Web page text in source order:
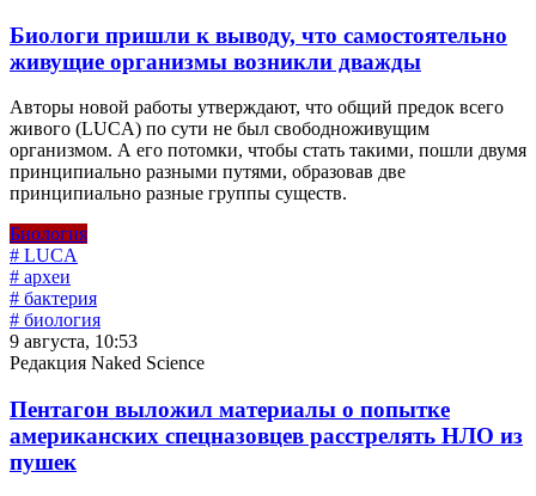
Биологи пришли к выводу, что самостоятельно
живущие организмы возникли дважды
Авторы новой работы утверждают, что общий предок всего
живого (LUCA) по сути не был свободноживущим
организмом. А его потомки, чтобы стать такими, пошли двумя
принципиально разными путями, образовав две
принципиально разные группы существ.
Биология
# LUCA
# археи
# бактерия
# биология
9 августа, 10:53
Редакция Naked Science
Пентагон выложил материалы о попытке
американских спецназовцев расстрелять НЛО из
пушек